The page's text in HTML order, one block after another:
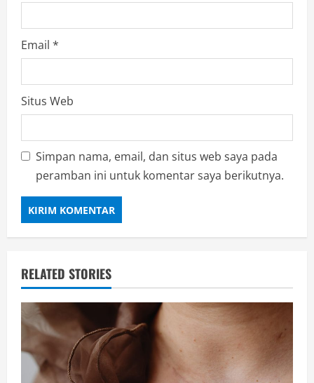
Email *
Situs Web
Simpan nama, email, dan situs web saya pada
peramban ini untuk komentar saya berikutnya.
RELATED STORIES